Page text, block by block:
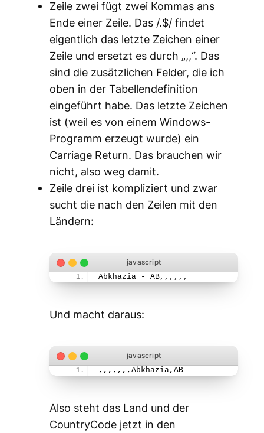
Zeile zwei fügt zwei Kommas ans
Ende einer Zeile. Das /.$/ findet
eigentlich das letzte Zeichen einer
Zeile und ersetzt es durch „,,“. Das
sind die zusätzlichen Felder, die ich
oben in der Tabellendefinition
eingeführt habe. Das letzte Zeichen
ist (weil es von einem Windows-
Programm erzeugt wurde) ein
Carriage Return. Das brauchen wir
nicht, also weg damit.
Zeile drei ist kompliziert und zwar
sucht die nach den Zeilen mit den
Ländern:
Abkhazia - AB,,,,,,
Und macht daraus:
,,,,,,,Abkhazia,AB
Also steht das Land und der
CountryCode jetzt in den